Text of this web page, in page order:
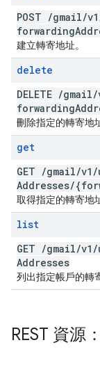
POST /gmail/v1
forwarding
建立轉寄地址。
delete
DELETE /gmail/
forwarding
刪除指定的轉寄地
get
GET /gmail/v1 /
Addresses/
取得指定的轉寄地
list
GET /gmail/v1 /
Addresses
列出指定帳戶的轉
REST 資源：